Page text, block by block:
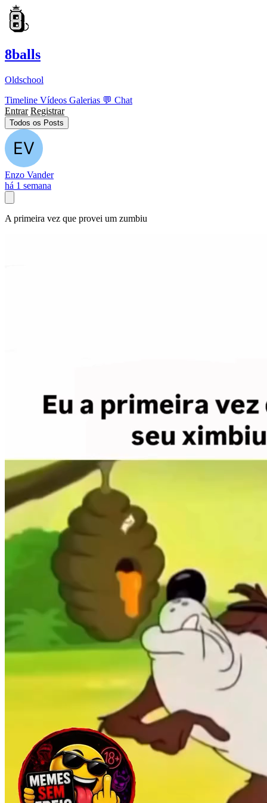
8balls
Oldschool
Timeline Vídeos Galerias 💬 Chat
Entrar Registrar
Todos os Posts
Enzo Vander
há 1 semana
A primeira vez que provei um zumbiu